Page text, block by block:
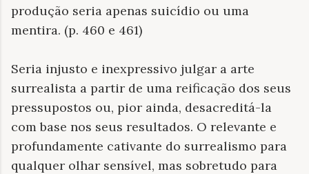
produção seria apenas suicídio ou uma
mentira. (p. 460 e 461)
Seria injusto e inexpressivo julgar a arte
surrealista a partir de uma reificação dos seus
pressupostos ou, pior ainda, desacreditá-la
com base nos seus resultados. O relevante e
profundamente cativante do surrealismo para
qualquer olhar sensível, mas sobretudo para